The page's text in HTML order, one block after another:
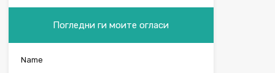
Погледни ги моите огласи
Name